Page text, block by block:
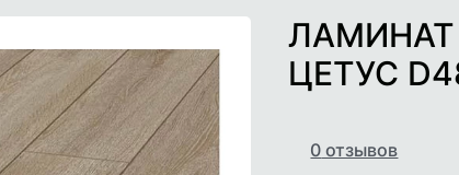
ЛАМИНАТ
ЦЕТУС
0 отзывов